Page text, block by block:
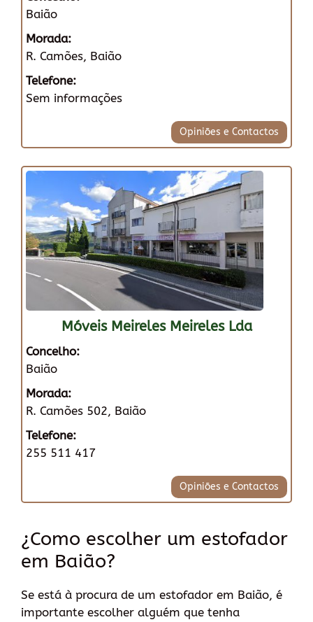
Baião
Morada:
R. Camões, Baião
Telefone:
Sem informações
Opiniões e Contactos
Móveis Meireles Meireles Lda
Concelho:
Baião
Morada:
R. Camões 502, Baião
Telefone:
255 511 417
Opiniões e Contactos
¿Como escolher um estofador
em Baião?
Se está à procura de um estofador em Baião, é
importante escolher alguém que tenha